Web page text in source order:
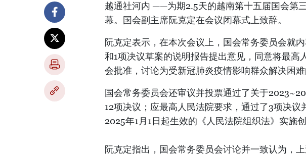
越通社河内 ——为期2.5天的越南第十五届国会第
幕。国会副主席阮克定在会议闭幕式上致辞。
阮克定表示，在本次会议上，国会常务委员会就
和1项决议草案的说明报告提出意见，同意将最高
会批准，讨论为受新冠肺炎疫情影响群众解决困难
国会常务委员会还审议并投票通过了关于
12项决议；应最高人民法院要求，通过了3项决议
2025年1月1日起生效的《人民法院组织法》实施创
阮克定指出，国会常务委员会讨论并一致认为，